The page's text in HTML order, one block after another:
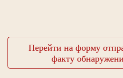
Перейти на форму
факту